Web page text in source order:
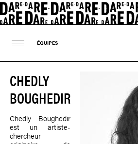
ÉQUIPES
CHEDLY
BOUGHEDIR
Chedly Boughedir
est un artiste-
chercheur